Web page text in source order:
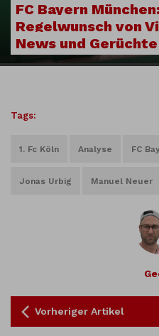
FC Bayern
Regelwunsch von
News und
Tags:
1. Fc Köln Analyse FC
Jonas Urbig Manuel Neuer
Vorheriger Artikel